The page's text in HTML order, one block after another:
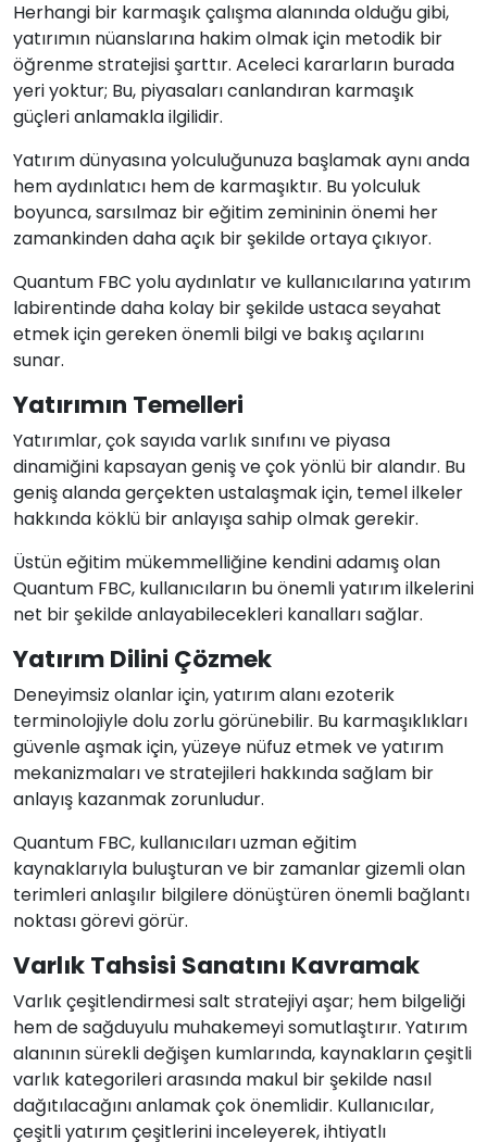
Herhangi bir karmaşık çalışma alanında olduğu gibi,
yatırımın nüanslarına hakim olmak için metodik bir
öğrenme stratejisi şarttır. Aceleci kararların burada
yeri yoktur; Bu, piyasaları canlandıran karmaşık
güçleri anlamakla ilgilidir.
Yatırım dünyasına yolculuğunuza başlamak aynı anda
hem aydınlatıcı hem de karmaşıktır. Bu yolculuk
boyunca, sarsılmaz bir eğitim zemininin önemi her
zamankinden daha açık bir şekilde ortaya çıkıyor.
Quantum FBC yolu aydınlatır ve kullanıcılarına yatırım
labirentinde daha kolay bir şekilde ustaca seyahat
etmek için gereken önemli bilgi ve bakış açılarını
sunar.
Yatırımın Temelleri
Yatırımlar, çok sayıda varlık sınıfını ve piyasa
dinamiğini kapsayan geniş ve çok yönlü bir alandır. Bu
geniş alanda gerçekten ustalaşmak için, temel ilkeler
hakkında köklü bir anlayışa sahip olmak gerekir.
Üstün eğitim mükemmelliğine kendini adamış olan
Quantum FBC, kullanıcıların bu önemli yatırım ilkelerini
net bir şekilde anlayabilecekleri kanalları sağlar.
Yatırım Dilini Çözmek
Deneyimsiz olanlar için, yatırım alanı ezoterik
terminolojiyle dolu zorlu görünebilir. Bu karmaşıklıkları
güvenle aşmak için, yüzeye nüfuz etmek ve yatırım
mekanizmaları ve stratejileri hakkında sağlam bir
anlayış kazanmak zorunludur.
Quantum FBC, kullanıcıları uzman eğitim
kaynaklarıyla buluşturan ve bir zamanlar gizemli olan
terimleri anlaşılır bilgilere dönüştüren önemli bağlantı
noktası görevi görür.
Varlık Tahsisi Sanatını Kavramak
Varlık çeşitlendirmesi salt stratejiyi aşar; hem bilgeliği
hem de sağduyulu muhakemeyi somutlaştırır. Yatırım
alanının sürekli değişen kumlarında, kaynakların çeşitli
varlık kategorileri arasında makul bir şekilde nasıl
dağıtılacağını anlamak çok önemlidir. Kullanıcılar,
çeşitli yatırım çeşitlerini inceleyerek, ihtiyatlı